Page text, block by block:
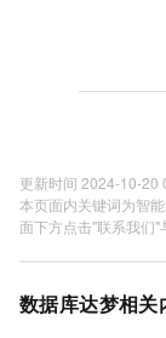
更新时间 2024-10-20
本页面内关键词为智
面下方点击"联系我们"
数据库达梦相关